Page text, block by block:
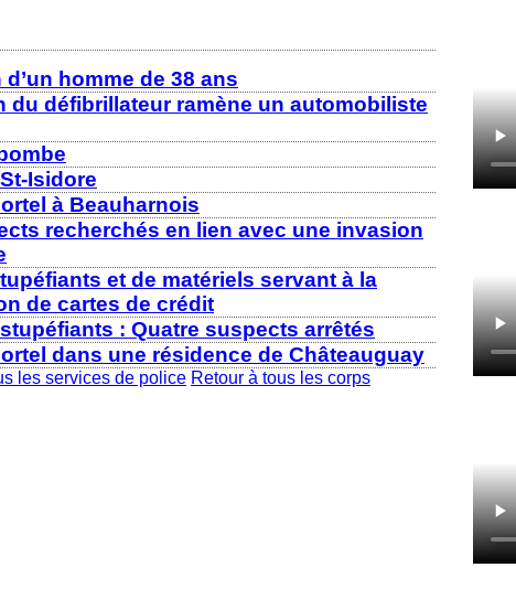
homme de 38 ans
du défibrillateur ramène un automobiliste
Isidore
à Beauharnois
recherchés en lien avec une invasion
et de matériels servant à la
de cartes de crédit
: Quatre suspects arrêtés
dans une résidence de Châteauguay
les services de police Retour à tous les corps